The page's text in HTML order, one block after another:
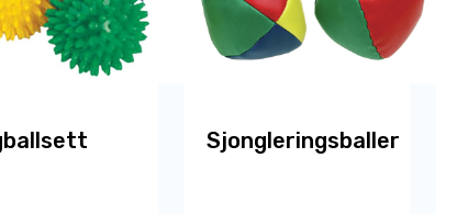
Sjongleringsballer